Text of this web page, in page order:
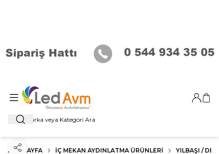
Ara
Giriş
ANA SAYFA İÇ MEKAN AYDINLATMA ÜRÜNLERI YILBAŞI /
Paylaş